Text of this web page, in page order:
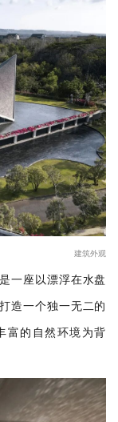
建筑外观
一座以漂浮在水盘
造一个独一无二的
富的自然环境为背